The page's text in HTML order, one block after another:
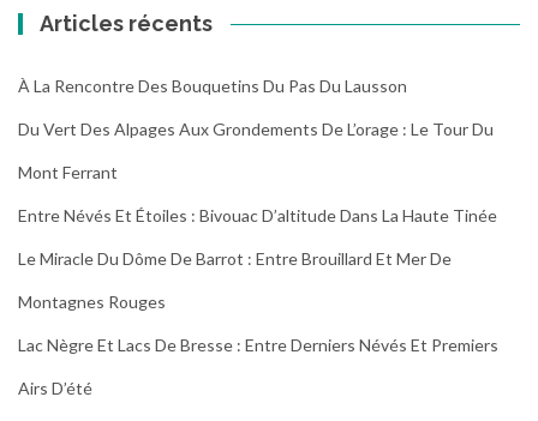
Articles récents
À La Rencontre Des Bouquetins Du Pas Du Lausson
Du Vert Des Alpages Aux Grondements De L’orage : Le Tour Du
Mont Ferrant
Entre Névés Et Étoiles : Bivouac D’altitude Dans La Haute Tinée
Le Miracle Du Dôme De Barrot : Entre Brouillard Et Mer De
Montagnes Rouges
Lac Nègre Et Lacs De Bresse : Entre Derniers Névés Et Premiers
Airs D’été